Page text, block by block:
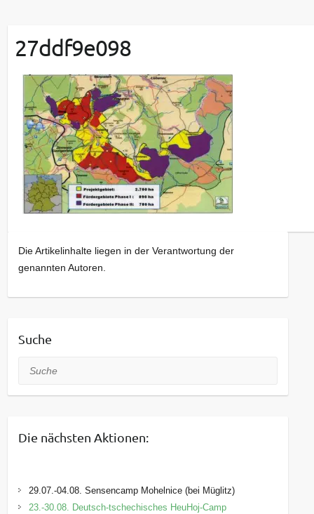
27ddf9e098
Die Artikelinhalte liegen in der Verantwortung der
genannten Autoren.
Suche
Suche
Die nächsten Aktionen:
29.07.-04.08. Sensencamp Mohelnice (bei Müglitz)
23.-30.08. Deutsch-tschechisches HeuHoj-Camp